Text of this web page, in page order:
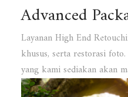
Advanced
Layanan High End
khusus, serta restorasi
yang kami sediakan akan